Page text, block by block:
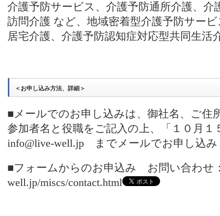
介護予防サービス、介護予防通所介護、
訪問介護 など、地域密着型介護予防サー
居宅介護、介護予防認知症対応型共同生活
＜お申し込み方法、詳細＞
■メールでのお申し込みは、御社名、ご住
参加者名と役職をご記入の上、「１０月１
info@live-well.jp までメールでお申し込み
■フォームからのお申込み お問い合わ
well.jp/miscs/contact.html